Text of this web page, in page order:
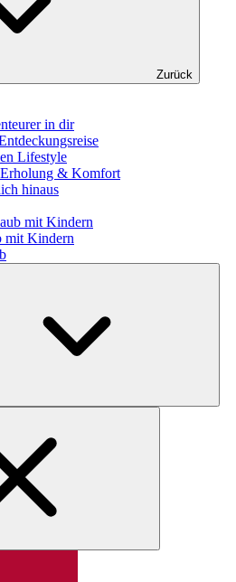
Zurück
in dir
Lifestyle
& Komfort
hinaus
mit Kindern
mit Kindern